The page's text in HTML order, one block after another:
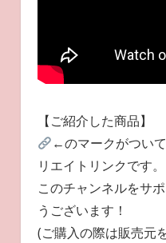
【ご紹介した商品】
←のマークがつい
リエイトリンクです。
このチャンネルをサ
うございます！
(ご購入の際は販売元